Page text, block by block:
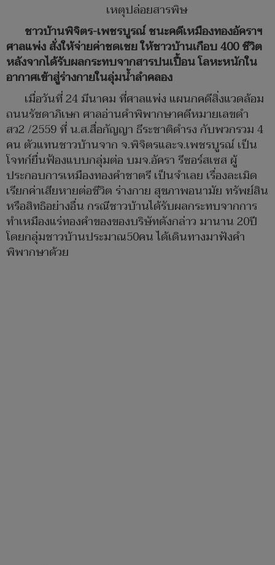
เหตุปล่อยสารพิษ
ชาวบ้านพิจิตร-เพชรบูรณ์ ชนะคดีเหมืองทองอัคราฯ
ศาลแพ่ง สั่งให้จ่ายค่าชดเชย ให้ชาวบ้านเกือบ 400 ชีวิต
หลังจากได้รับผลกระทบจากสารปนเปื้อน โลหะหนักใน
อากาศเข้าสู่ร่างกายในลุ่มน้ำลำคลอง
เมื่อวันที่ 24 มีนาคม ที่ศาลแพ่ง แผนกคดีสิ่งแวดล้อม
ถนนรัชดาภิเษก ศาลอ่านคำพิพากษาคดีหมายเลขดำ
สว2 /2559 ที่ น.ส.สื่อกัญญา ธีระชาติดำรง กับพวกรวม 4
คน ตัวแทนชาวบ้านจาก จ.พิจิตรและจ.เพชรบูรณ์ เป็น
โจทก์ยื่นฟ้องแบบกลุ่มต่อ บมจ.อัครา รีซอร์สเซส ผู้
ประกอบการเหมืองทองคำชาตรี เป็นจำเลย เรื่องละเมิด
เรียกค่าเสียหายต่อชีวิต ร่างกาย สุขภาพอนามัย ทรัพย์สิน
หรือสิทธิอย่างอื่น กรณีชาวบ้านได้รับผลกระทบจากการ
ทำเหมืองแร่ทองคำของของบริษัทดังกล่าว มานาน 20ปี
โดยกลุ่มชาวบ้านประมาณ50คน ได้เดินทางมาฟังคำ
พิพากษาด้วย